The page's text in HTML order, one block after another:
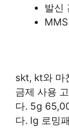
발신
skt, kt와 마
금제 사용
다. 5g
다. lg 로밍